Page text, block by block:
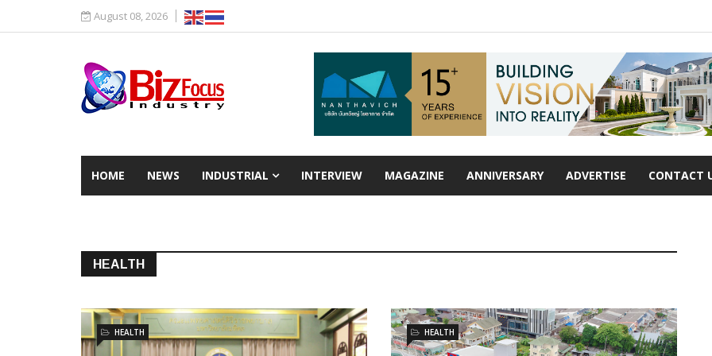
August 08, 2026
HOME NEWS INDUSTRIAL INTERVIEW MAGAZINE ANNIVERSARY ADVERTISE CONTACT
HEALTH
HEALTH HEALTH